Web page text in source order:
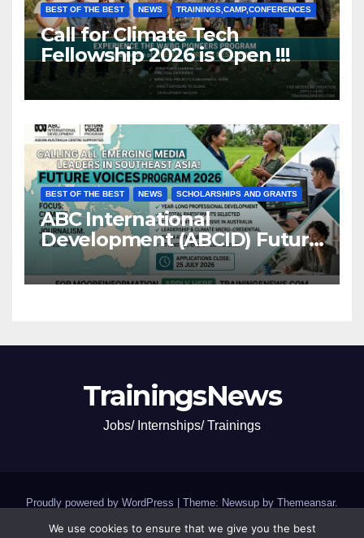
BEST OF THE BEST NEWS TRAININGS,CAMP,CONFERENCES
Call for Climate Tech
Fellowship 2026 is Open !!!
BEST OF THE BEST NEWS SCHOLARSHIPS AND GRANTS
ABC International
Development (ABCID) Future
Voices Program 2026
TrainingsNews
Jobs/ Internships/ Trainings
Proudly powered by WordPress Theme: Newsup by Themeansar.
We use cookies to ensure that we give you the best